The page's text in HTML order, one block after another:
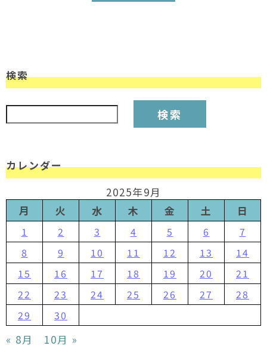
検索
検索:
カレンダー
2025年9月
月
火 水 木 金 土 日
1 2 3 4 5 6
7
8
9 10 11 12 13
14
15
16 17 18 19 20
21
22
23 24 25 26 27
28
29
30
« 8月 10月 »